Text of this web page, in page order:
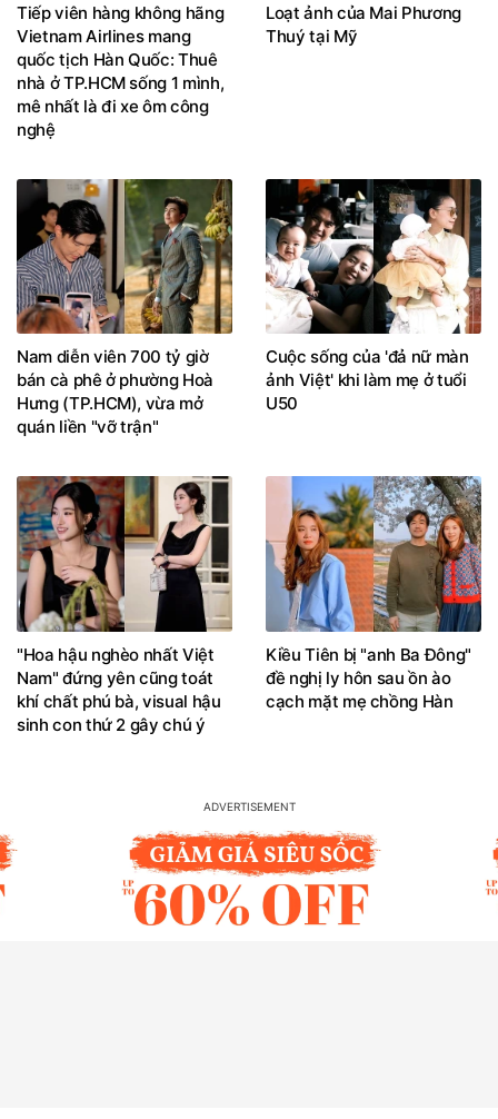
Tiếp viên hàng không hãng
Vietnam Airlines mang
quốc tịch Hàn Quốc: Thuê
nhà ở TP.HCM sống 1 mình,
mê nhất là đi xe ôm công
nghệ
Loạt ảnh của Mai Phương
Thuý tại Mỹ
Nam diễn viên 700 tỷ giờ
bán cà phê ở phường Hoà
Hưng (TP.HCM), vừa mở
quán liền "vỡ trận"
Cuộc sống của 'đả nữ màn
ảnh Việt' khi làm mẹ ở tuổi
U50
"Hoa hậu nghèo nhất Việt
Nam" đứng yên cũng toát
khí chất phú bà, visual hậu
sinh con thứ 2 gây chú ý
Kiều Tiên bị "anh Ba Đông"
đề nghị ly hôn sau ồn ào
cạch mặt mẹ chồng Hàn